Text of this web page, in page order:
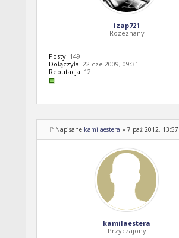
izap721
Rozeznany
Posty: 149
Dołączyła: 22 cze 2009, 09:31
Reputacja: 12
Napisane kamilaestera » 7 paź 2012, 13:57
kamilaestera
Przyczajony